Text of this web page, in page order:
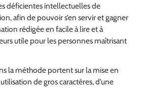
déficientes intellectuelles de
afin de pouvoir s’en servir et gagner
rédigée en facile à lire et à
utile pour les personnes maîtrisant
la méthode portent sur la mise en
de gros caractères, d’une